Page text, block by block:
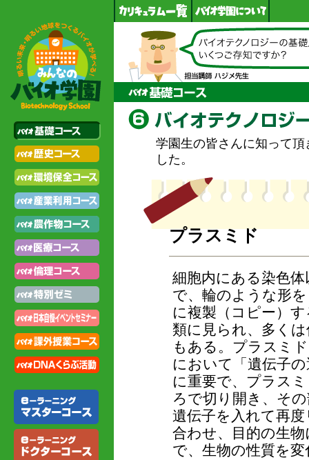
学園生の皆さんに知って
した。
プラスミド
細胞内にある染色体
で、輪のような形
に複製（コピー）
類に見られ、多く
もある。プラスミ
において「遺伝子
に重要で、プラス
ろで切り開き、そ
遺伝子を入れて再
合わせ、目的の生
で、生物の性質を